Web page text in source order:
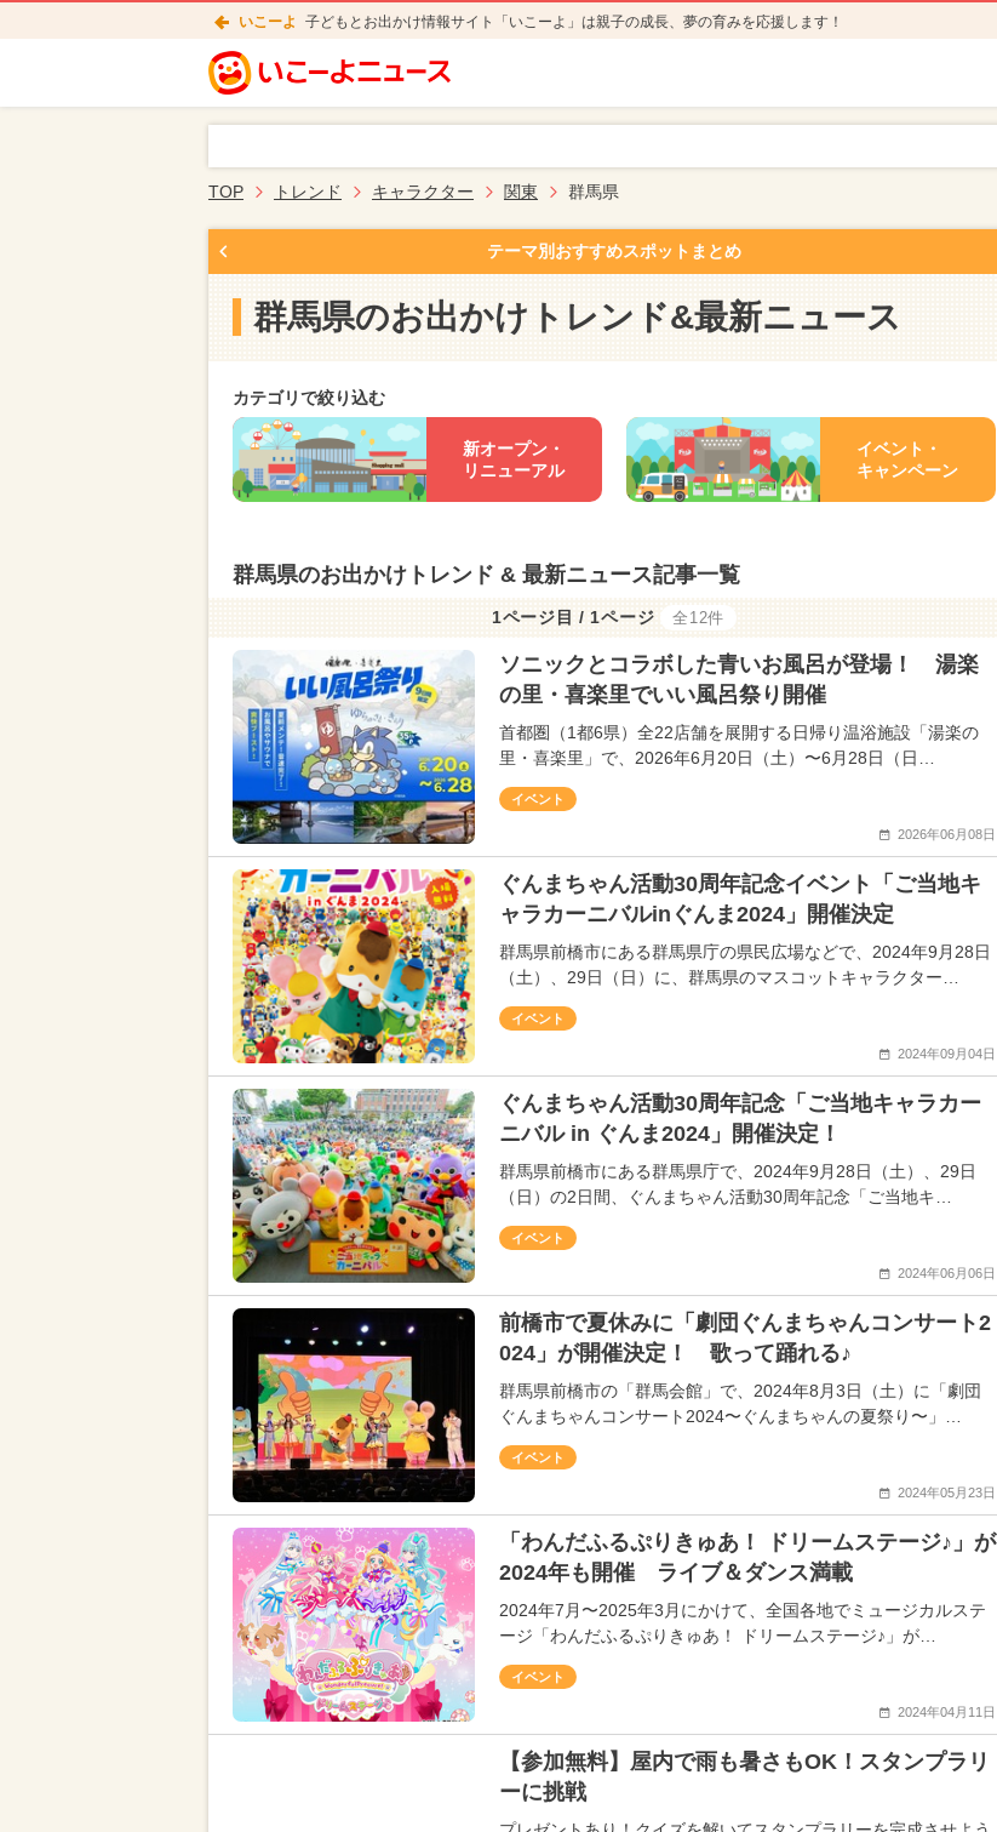
いこーよ 子どもとお出かけ情報サイト「いこーよ」は親子の成長、夢の育みを応援します！
TOP トレンド キャラクター 関東 群馬県
テーマ別おすすめスポットまとめ
群馬県のお出かけトレンド&最新ニュース
カテゴリで絞り込む
新オープン・
リニューアル
イベント・
キャンペーン
群馬県のお出かけトレンド & 最新ニュース記事一覧
1ページ目 / 1ページ 全12件
ソニックとコラボした青いお風呂が登場！ 湯楽
の里・喜楽里でいい風呂祭り開催
首都圏（1都6県）全22店舗を展開する日帰り温浴施設「湯楽の
里・喜楽里」で、2026年6月20日（土）〜6月28日（日…
イベント
2026年06月08日
ぐんまちゃん活動30周年記念イベント「ご当地キ
ャラカーニバルinぐんま2024」開催決定
群馬県前橋市にある群馬県庁の県民広場などで、2024年9月28日
（土）、29日（日）に、群馬県のマスコットキャラクター…
イベント
2024年09月04日
ぐんまちゃん活動30周年記念「ご当地キャラカー
ニバル in ぐんま2024」開催決定！
群馬県前橋市にある群馬県庁で、2024年9月28日（土）、29日
（日）の2日間、ぐんまちゃん活動30周年記念「ご当地キ…
イベント
2024年06月06日
前橋市で夏休みに「劇団ぐんまちゃんコンサート2
024」が開催決定！ 歌って踊れる♪
群馬県前橋市の「群馬会館」で、2024年8月3日（土）に「劇団
ぐんまちゃんコンサート2024〜ぐんまちゃんの夏祭り〜」…
イベント
2024年05月23日
「わんだふるぷりきゅあ！ ドリームステージ♪」が
2024年も開催 ライブ＆ダンス満載
2024年7月〜2025年3月にかけて、全国各地でミュージカルステ
ージ「わんだふるぷりきゅあ！ ドリームステージ♪」が…
イベント
2024年04月11日
【参加無料】屋内で雨も暑さもOK！スタンプラリ
ーに挑戦